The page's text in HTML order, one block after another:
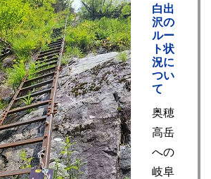
白出
沢の
ルー
ト状
況に
つい
て
奥穂
高岳
への
岐阜